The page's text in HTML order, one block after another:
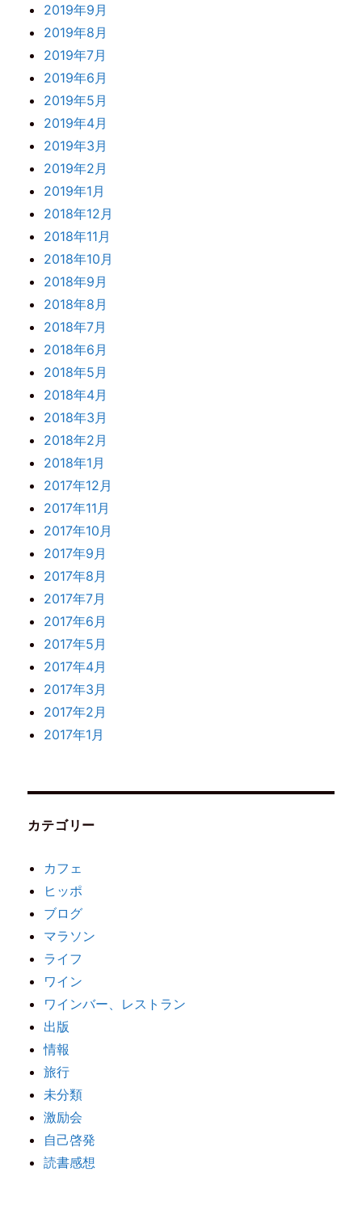
2019年9月
2019年8月
2019年7月
2019年6月
2019年5月
2019年4月
2019年3月
2019年2月
2019年1月
2018年12月
2018年11月
2018年10月
2018年9月
2018年8月
2018年7月
2018年6月
2018年5月
2018年4月
2018年3月
2018年2月
2018年1月
2017年12月
2017年11月
2017年10月
2017年9月
2017年8月
2017年7月
2017年6月
2017年5月
2017年4月
2017年3月
2017年2月
2017年1月
カテゴリー
カフェ
ヒッポ
ブログ
マラソン
ライフ
ワイン
ワインバー、レストラン
出版
情報
旅行
未分類
激励会
自己啓発
読書感想